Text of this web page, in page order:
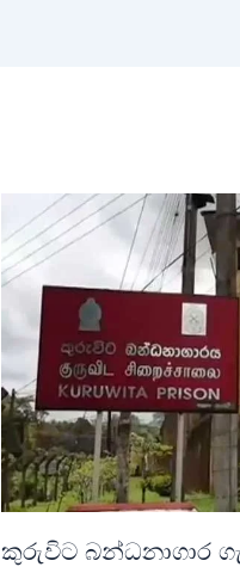
කුරුවිට බන්ධනාගාර